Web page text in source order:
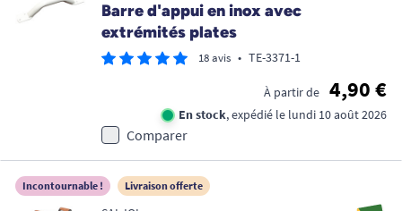
Barre d'appui en inox avec
extrémités plates
18 avis • TE-3371-1
À partir de 4,90 €
En stock, expédié le lundi 10 août 2026
Comparer
Incontournable ! Livraison offerte